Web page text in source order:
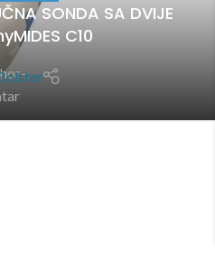
SONDA SA DVIJE
C10